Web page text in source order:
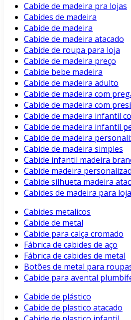
Cabide de madeira pra lojas
Cabides de madeira
Cabide de madeira
Cabide de madeira atacado
Cabide de roupa para loja
Cabide de madeira preço
Cabide bebe madeira
Cabide de madeira adulto
Cabide de madeira com
Cabide de madeira com
Cabide de madeira infantil
Cabide de madeira infantil
Cabide de madeira
Cabide de madeira simples
Cabide infantil madeira
Cabide madeira
Cabide silhueta madeira
Cabides de madeira para loja
Cabides metalicos
Cabide de metal
Cabide para calça cromado
Fábrica de cabides de aço
Fábrica de cabides de metal
Botões de metal para
Cabide para avental
Cabide de plástico
Cabide de plastico atacado